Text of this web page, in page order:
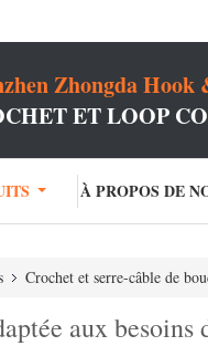
Zhongda
ET LOOP
À PROPOS DE
Crochet et serre-câble de
aux